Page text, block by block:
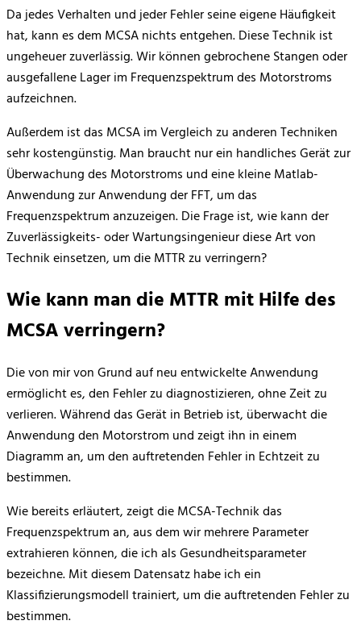
Da jedes Verhalten und jeder Fehler seine eigene Häufigkeit
hat, kann es dem MCSA nichts entgehen. Diese Technik ist
ungeheuer zuverlässig. Wir können gebrochene Stangen oder
ausgefallene Lager im Frequenzspektrum des Motorstroms
aufzeichnen.
Außerdem ist das MCSA im Vergleich zu anderen Techniken
sehr kostengünstig. Man braucht nur ein handliches Gerät zur
Überwachung des Motorstroms und eine kleine Matlab-
Anwendung zur Anwendung der FFT, um das
Frequenzspektrum anzuzeigen. Die Frage ist, wie kann der
Zuverlässigkeits- oder Wartungsingenieur diese Art von
Technik einsetzen, um die MTTR zu verringern?
Wie kann man die MTTR mit Hilfe des
MCSA verringern?
Die von mir von Grund auf neu entwickelte Anwendung
ermöglicht es, den Fehler zu diagnostizieren, ohne Zeit zu
verlieren. Während das Gerät in Betrieb ist, überwacht die
Anwendung den Motorstrom und zeigt ihn in einem
Diagramm an, um den auftretenden Fehler in Echtzeit zu
bestimmen.
Wie bereits erläutert, zeigt die MCSA-Technik das
Frequenzspektrum an, aus dem wir mehrere Parameter
extrahieren können, die ich als Gesundheitsparameter
bezeichne. Mit diesem Datensatz habe ich ein
Klassifizierungsmodell trainiert, um die auftretenden Fehler zu
bestimmen.